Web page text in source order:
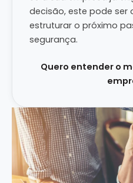
decisão, este pode ser
estruturar o próximo
segurança.
Quero entender o